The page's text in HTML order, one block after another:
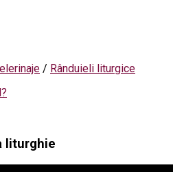
/ Rânduieli liturgice
liturghie